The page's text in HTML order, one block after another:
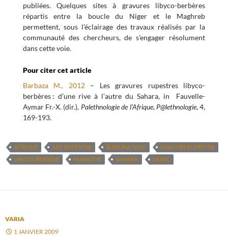
publiées. Quelques sites à gravures libyco-berbères
répartis entre la boucle du Niger et le Maghreb
permettent, sous l’éclairage des travaux réalisés par la
communauté des chercheurs, de s’engager résolument
dans cette voie.
Pour citer cet article
Barbaza M., 2012 – Les gravures rupestres libyco-
berbères : d’une rive à l’autre du Sahara, in Fauvelle-
Aymar Fr.-X. (dir.), Palethnologie de l’Afrique, P@lethnologie, 4,
169-193.
AFRIQUE ART RUPESTRE BURKINA FASO
GRAVURE RUPESTRE
LIBYCO-BERBÈRE
MARKOYE SAHARA SAHEL
VARIA
1 JANVIER 2009